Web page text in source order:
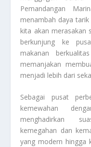
Pemandangan
menambah daya
kita akan merasakan
berkunjung ke
makanan
memanjakan
menjadi lebih dari
Sebagai pusat
kemewahan
menghadirkan
kemegahan dan
yang modern hingga